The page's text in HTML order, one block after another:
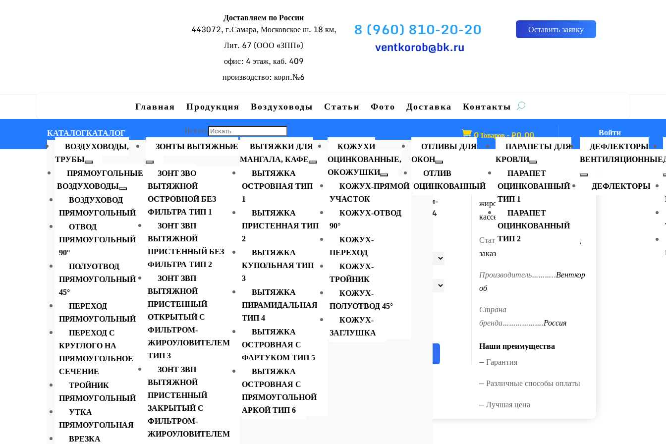
Доставляем по России
443072, г.Самара, Московское ш. 18 км,
Лит. 67 (ООО «ЗПП»)
офис: 4 этаж, каб. 409
производство: корп.№6
8 (960) 810-20-20
ventkorob@bk.ru
Оставить заявку
Главная Продукция Воздуховоды Статьи Фото Доставка Контакты
КАТАЛОГКАТАЛОГ
ВОЗДУХОВОДЫ,
ТРУБЫ
ПРЯМОУГОЛЬНЫЕ
ВОЗДУХОВОДЫ
ВОЗДУХОВОД
ПРЯМОУГОЛЬНЫЙ
ОТВОД
ПРЯМОУГОЛЬНЫЙ
90°
ПОЛУОТВОД
ПРЯМОУГОЛЬНЫЙ
45°
ПЕРЕХОД
ПРЯМОУГОЛЬНЫЙ
ПЕРЕХОД С
КРУГЛОГО НА
ПРЯМОУГОЛЬНОЕ
СЕЧЕНИЕ
ТРОЙНИК
ПРЯМОУГОЛЬНЫЙ
УТКА
ПРЯМОУГОЛЬНАЯ
ВРЕЗКА
ЗОНТЫ ВЫТЯЖНЫЕ
ЗОНТ ЗВО
ВЫТЯЖНОЙ
ОСТРОВНОЙ БЕЗ
ФИЛЬТРА ТИП 1
ЗОНТ ЗВП
ВЫТЯЖНОЙ
ПРИСТЕННЫЙ БЕЗ
ФИЛЬТРА ТИП 2
ЗОНТ ЗВП
ВЫТЯЖНОЙ
ПРИСТЕННЫЙ
ОТКРЫТЫЙ С
ФИЛЬТРОМ-
ЖИРОУЛОВИТЕЛЕМ
ТИП 3
ЗОНТ ЗВП
ВЫТЯЖНОЙ
ПРИСТЕННЫЙ
ЗАКРЫТЫЙ С
ФИЛЬТРОМ-
ЖИРОУЛОВИТЕЛЕМ
ВЫТЯЖКИ ДЛЯ
МАНГАЛА, КАФЕ
ВЫТЯЖКА
ОСТРОВНАЯ ТИП
1
ВЫТЯЖКА
ПРИСТЕННАЯ ТИП
2
ВЫТЯЖКА
КУПОЛЬНАЯ ТИП
3
ВЫТЯЖКА
ПИРАМИДАЛЬНАЯ
ТИП 4
ВЫТЯЖКА
ОСТРОВНАЯ С
ФАРТУКОМ ТИП 5
ВЫТЯЖКА
ОСТРОВНАЯ С
ПРЯМОУГОЛЬНОЙ
АРКОЙ ТИП 6
КОЖУХИ
ОЦИНКОВАННЫЕ,
ОКОЖУШКИ
КОЖУХ-ПРЯМОЙ
УЧАСТОК
КОЖУХ-ОТВОД
90°
КОЖУХ-
ПЕРЕХОД
КОЖУХ-
ТРОЙНИК
КОЖУХ-
ПОЛУОТВОД 45°
КОЖУХ-
ЗАГЛУШКА
ОТЛИВЫ ДЛЯ
ОКОН
ОТЛИВ
ОЦИНКОВАННЫЙ
ПАРАПЕТЫ ДЛЯ
КРОВЛИ
ПАРАПЕТ
ОЦИНКОВАННЫЙ
ТИП 1
ПАРАПЕТ
ОЦИНКОВАННЫЙ
ТИП 2
ДЕФЛЕКТОРЫ
ВЕНТИЛЯЦИОННЫЕ
ДЕФЛЕКТОРЫ
Искать
×
 0 Товаров-₽0.00 Войти
Зонт вытяжной пристенный
закрытый с фильтром-
жироуловителем Тип4
Металл
товара
вытяжной
пристенный
Зонт вентиляционный с
жироулавливающими
кассетами Тип 4
Статус…………………………
Под
заказ
Производитель………..Венткор
об
Страна
бренда……………….Россия
Наши преимущества
— Гарантия
— Различные способы оплаты
— Лучшая цена